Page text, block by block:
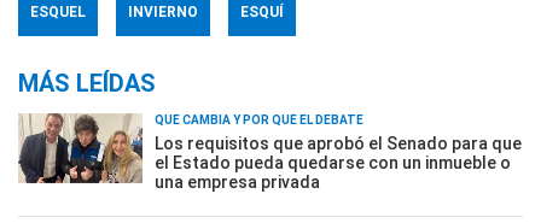
ESQUEL INVIERNO ESQUÍ
MÁS LEÍDAS
QUÉ CAMBIA Y POR QUÉ EL DEBATE
Los requisitos que aprobó el Senado para que
el Estado pueda quedarse con un inmueble o
una empresa privada